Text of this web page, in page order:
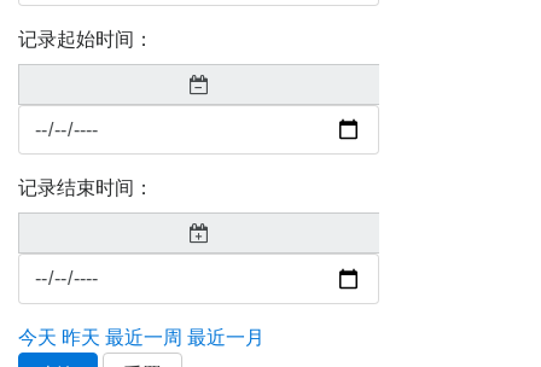
记录起始时间：
记录结束时间：
今天 昨天 最近一周 最近一月